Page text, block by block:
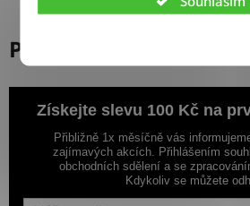
Popis
Získejte slevu 100 Kč na
Přibližně 1x měsíčně vás
zajímavých akcích. Přihlášením
obchodních sdělení a se
Kdykoliv se můžete